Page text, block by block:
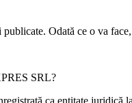
publicate. Odată ce o va
SRL?